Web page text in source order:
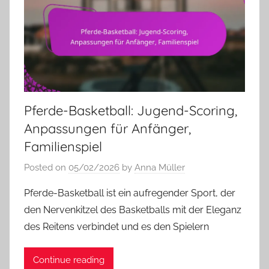
Pferde-Basketball: Jugend-Scoring,
Anpassungen für Anfänger,
Familienspiel
Posted on 05/02/2026 by Anna Müller
Pferde-Basketball ist ein aufregender Sport, der
den Nervenkitzel des Basketballs mit der Eleganz
des Reitens verbindet und es den Spielern
Continue reading